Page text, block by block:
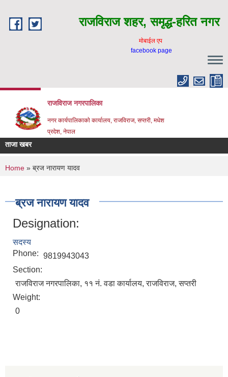
राजविराज शहर, समृद्ध-हरित नगर
माेबाईल एप
facebook page
राजविराज नगरपालिका
नगर कार्यपालिकाकाे कार्यालय, राजविराज, सप्तरी, मधेश
प्रदेश, नेपाल
ताजा खबर
You are here
Home » ब्रज नारायण यादव
ब्रज नारायण यादव
Designation:
सदस्य
Phone: 9819943043
Section:
राजविराज नगरपालिका, ११ नं. वडा कार्यालय, राजविराज, सप्तरी
Weight:
0